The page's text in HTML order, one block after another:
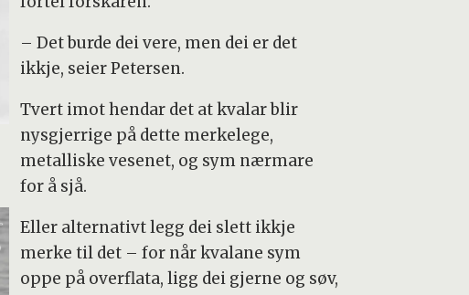
– Det burde dei vere, men dei er det
ikkje, seier Petersen.
Tvert imot hendar det at kvalar blir
nysgjerrige på dette merkelege,
metalliske vesenet, og sym nærmare
for å sjå.
Eller alternativt legg dei slett ikkje
merke til det – for når kvalane sym
oppe på overflata, ligg dei gjerne og søv,